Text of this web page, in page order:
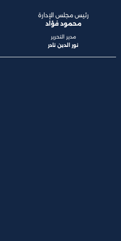
رئيس مجلس الإدارة
محمود فؤاد
مدير التحرير
نور الدين نادر